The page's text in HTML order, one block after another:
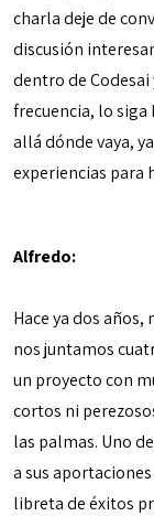
charla deje de
discusión
dentro de Codesai
frecuencia, lo siga
allá dónde vaya,
experiencias para
Alfredo:
Hace ya dos
nos juntamos
un proyecto con
cortos ni
las palmas. Uno
a sus
libreta de éxitos